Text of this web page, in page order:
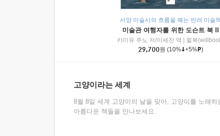
서양 미술사의 흐름을 꿰는 반려 미술
미술관 여행자를 위한 도슨트 북 II
카미유 주노 저/이세진 역
윌북
29,700원 (10% +5% )
고양이라는 세계
8월 8일 세계 고양이의 날을 맞아, 고양이를 노래하
아름다운 책들을 만나보세요.